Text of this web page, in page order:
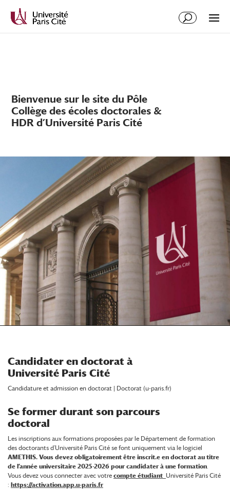
Bienvenue sur le site du Pôle
Collège des écoles doctorales &
HDR d’Université Paris Cité
Candidater en doctorat à
Université Paris Cité
Candidature et admission en doctorat | Doctorat (u-paris.fr)
Se former durant son parcours
doctoral
Les inscriptions aux formations proposées par le Département de formation
des doctorants d’Université Paris Cité se font uniquement via le logiciel
AMETHIS. Vous devez obligatoirement être inscrit.e en doctorat au titre
de l’année universitaire 2025-2026 pour candidater à une formation.
Vous devez vous connecter avec votre compte étudiant Université Paris Cité
: https://activation.app.u-paris.fr